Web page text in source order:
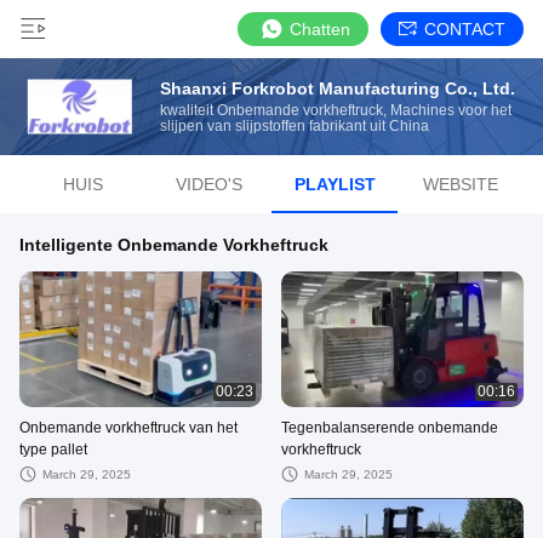
Chatten CONTACT
Shaanxi Forkrobot Manufacturing Co., Ltd.
kwaliteit Onbemande vorkheftruck, Machines voor het
slijpen van slijpstoffen fabrikant uit China
HUIS VIDEO'S PLAYLIST WEBSITE
Intelligente Onbemande Vorkheftruck
00:23
Onbemande vorkheftruck van het
type pallet
March 29, 2025
00:16
Tegenbalanserende onbemande
vorkheftruck
March 29, 2025